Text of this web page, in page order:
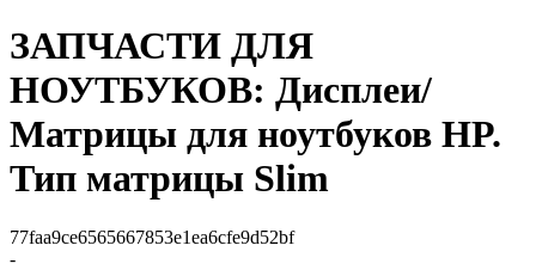
ЗАПЧАСТИ ДЛЯ
НОУТБУКОВ: Дисплеи/
Матрицы для ноутбуков HP.
Тип матрицы Slim
77faa9ce6565667853e1ea6cfe9d52bf
-